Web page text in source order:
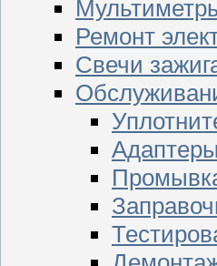
Ремонт
Свечи
Адаптеры